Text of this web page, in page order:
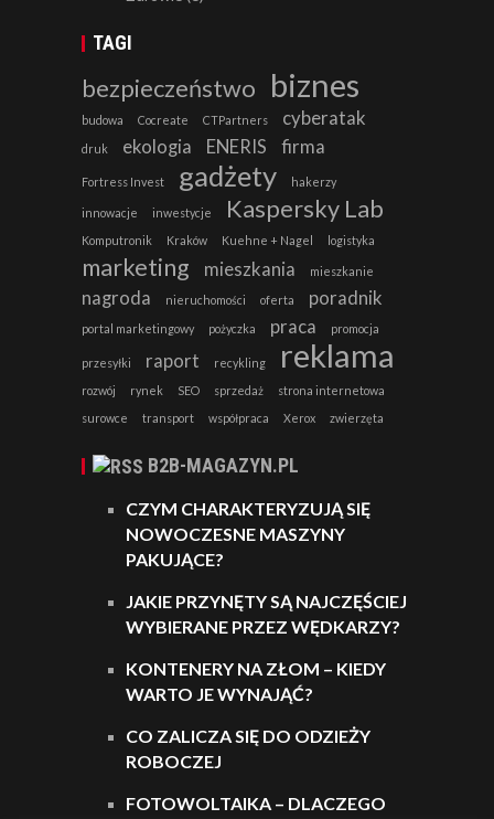
TAGI
bezpieczeństwo biznes
budowa Cocreate CTPartners cyberatak
druk ekologia ENERIS firma
Fortress Invest gadżety hakerzy
innowacje inwestycje Kaspersky Lab
Komputronik Kraków Kuehne + Nagel logistyka
marketing mieszkania mieszkanie
nagroda nieruchomości oferta poradnik
portal marketingowy pożyczka praca promocja
przesyłki raport recykling reklama
rozwój rynek SEO sprzedaż
strona internetowa
surowce
transport współpraca Xerox zwierzęta
B2B-MAGAZYN.PL
CZYM CHARAKTERYZUJĄ SIĘ
NOWOCZESNE MASZYNY
PAKUJĄCE?
JAKIE PRZYNĘTY SĄ NAJCZĘŚCIEJ
WYBIERANE PRZEZ WĘDKARZY?
KONTENERY NA ZŁOM – KIEDY
WARTO JE WYNAJĄĆ?
CO ZALICZA SIĘ DO ODZIEŻY
ROBOCZEJ
FOTOWOLTAIKA – DLACZEGO